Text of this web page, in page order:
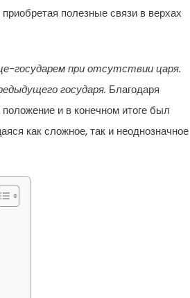
полезные связи в верхах
государем при отсутствии царя.
государя. Благодаря
и в конечном итоге был
как сложное, так и неоднозначное